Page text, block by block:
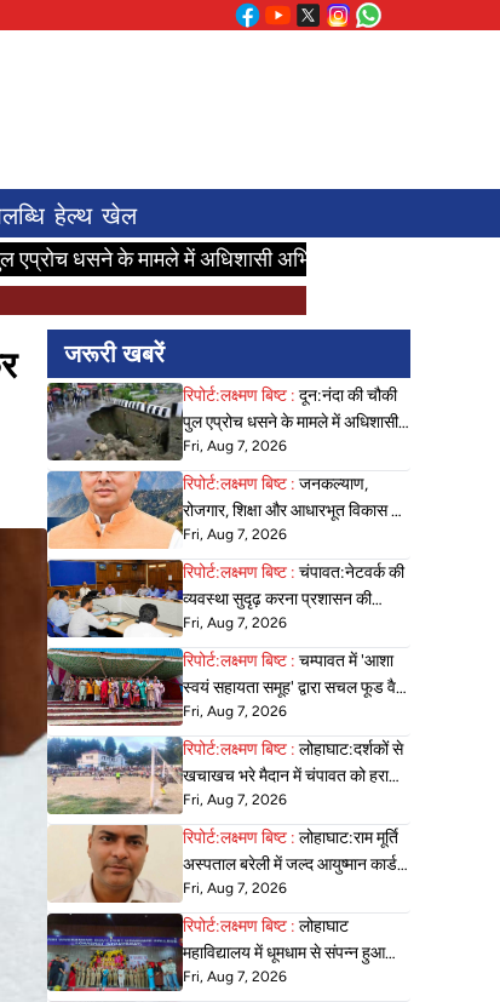
हेल्थ खेल
के मामले में अधिशासी अभियंता सहित तीन अभियंता निलंबित
जरूरी खबरें
रिपोर्ट:लक्ष्मण बिष्ट : दून:नंदा की चौकी
पुल एप्रोच धसने के मामले में अधिशासी
अभियंता सहित तीन अभियंता निलंबित
Fri, Aug 7, 2026
रिपोर्ट:लक्ष्मण बिष्ट : जनकल्याण,
रोजगार, शिक्षा और आधारभूत विकास को
नई गति : धामी कैबिनेट के ऐतिहासिक
फैसले
Fri, Aug 7, 2026
रिपोर्ट:लक्ष्मण बिष्ट : चंपावत:नेटवर्क की
व्यवस्था सुदृढ़ करना प्रशासन की
प्राथमिकता दूरस्थ क्षेत्रों में संचार
सुविधाओं का हो विस्तार: डीएम
Fri, Aug 7, 2026
रिपोर्ट:लक्ष्मण बिष्ट : चम्पावत में 'आशा
स्वयं सहायता समूह' द्वारा सचल फूड वैन
व रेस्टोरेंट का शुभारंभ
Fri, Aug 7, 2026
रिपोर्ट:लक्ष्मण बिष्ट : लोहाघाट:दर्शकों से
खचाखच भरे मैदान में चंपावत को हराकर
चांदमारी पहुंची फाइनल में। पेनल्टी से
फैसला।
Fri, Aug 7, 2026
रिपोर्ट:लक्ष्मण बिष्ट : लोहाघाट:राम मूर्ति
अस्पताल बरेली में जल्द आयुष्मान कार्ड
से होगा उपचार: डीएम चंपावत
Fri, Aug 7, 2026
रिपोर्ट:लक्ष्मण बिष्ट : लोहाघाट
महाविद्यालय में धूमधाम से संपन्न हुआ
एनसीसी का रैंक वितरण समारोह
Fri, Aug 7, 2026